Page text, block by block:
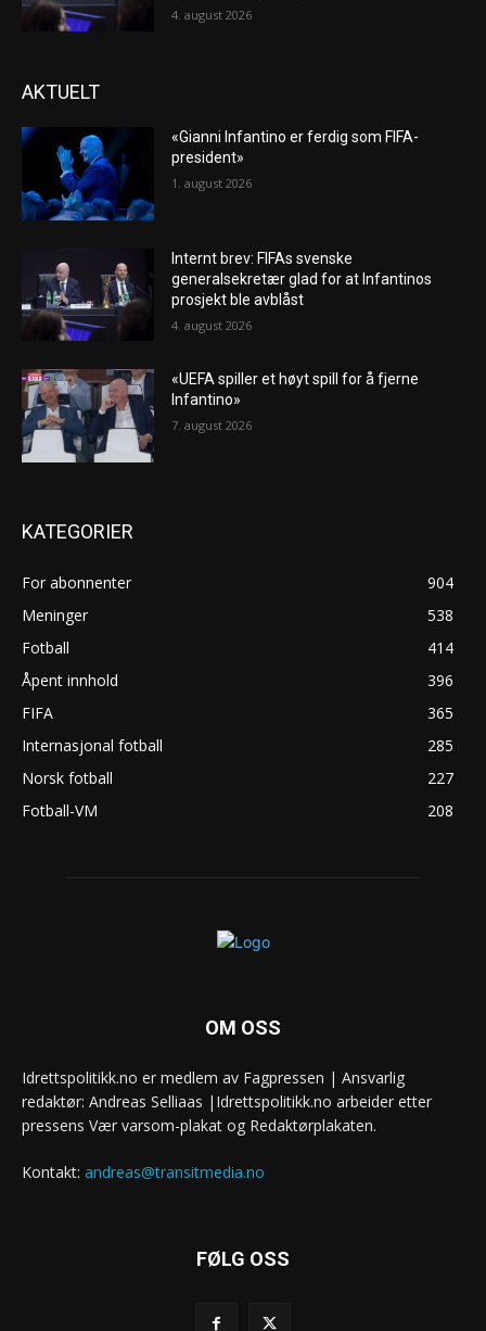
4. august 2026
AKTUELT
«Gianni Infantino er ferdig som FIFA-
president»
1. august 2026
Internt brev: FIFAs svenske
generalsekretær glad for at Infantinos
prosjekt ble avblåst
4. august 2026
«UEFA spiller et høyt spill for å fjerne
Infantino»
7. august 2026
KATEGORIER
For abonnenter
904
Meninger
538
Fotball
414
Åpent innhold
396
FIFA
365
Internasjonal fotball
285
Norsk fotball
227
Fotball-VM
208
OM OSS
Idrettspolitikk.no er medlem av Fagpressen | Ansvarlig
redaktør: Andreas Selliaas |Idrettspolitikk.no arbeider etter
pressens Vær varsom-plakat og Redaktørplakaten.
Kontakt: andreas@transitmedia.no
FØLG OSS